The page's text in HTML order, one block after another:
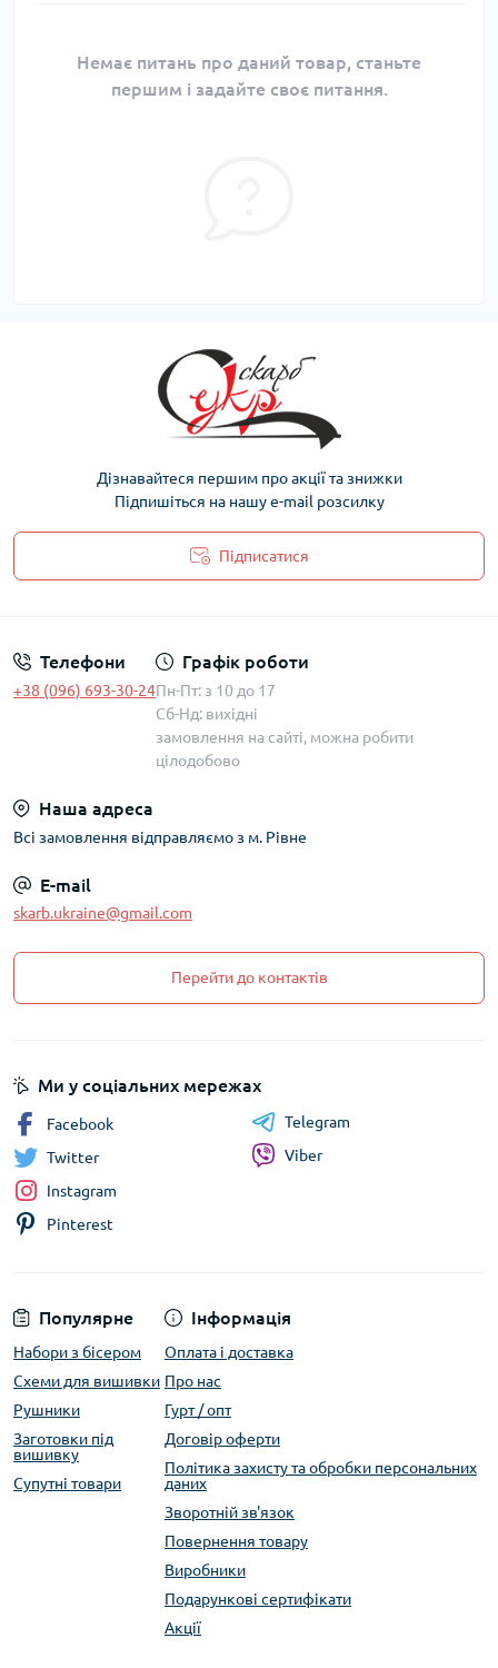
Немає питань про даний товар, станьте
першим і задайте своє питання.
Дізнавайтеся першим про акції та знижки
Підпишіться на нашу e-mail розсилку
Підписатися
Телефони
+38 (096) 693-30-24
Графік роботи
Пн-Пт: з 10 до 17
Сб-Нд: вихідні
замовлення на сайті, можна робити
цілодобово
Наша адреса
Всі замовлення відправляємо з м. Рівне
E-mail
skarb.ukraine@gmail.com
Перейти до контактів
Популярне
Набори з бісером
Схеми для вишивки
Рушники
Заготовки під
вишивку
Супутні товари
Інформація
Оплата і доставка
Про нас
Гурт / опт
Договір оферти
Політика захисту та обробки персональних
даних
Зворотній зв'язок
Повернення товару
Виробники
Подарункові сертифікати
Акції
Ми у соціальних мережах
Facebook
Twitter
Instagram
Pinterest
Telegram
Viber